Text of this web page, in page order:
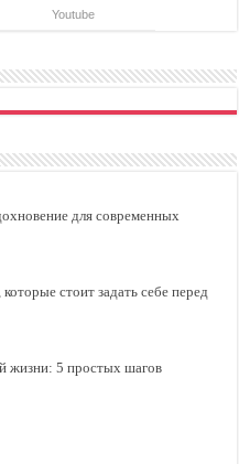
Youtube
для современных
стоит задать себе перед
жизни: 5 простых шагов